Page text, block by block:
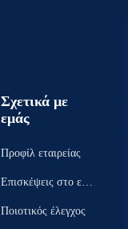
Σχετικά με
εμάς
Προφίλ εταιρείας
Επισκέψεις στο εργ
Ποιοτικός έλεγχος